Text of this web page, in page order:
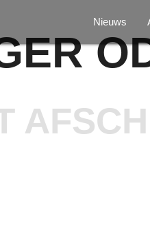
Nieuws